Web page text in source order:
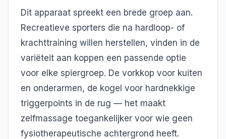
Dit apparaat spreekt een brede groep aan.
Recreatieve sporters die na hardloop- of
krachttraining willen herstellen, vinden in de
variëteit aan koppen een passende optie
voor elke spiergroep. De vorkkop voor kuiten
en onderarmen, de kogel voor hardnekkige
triggerpoints in de rug — het maakt
zelfmassage toegankelijker voor wie geen
fysiotherapeutische achtergrond heeft.